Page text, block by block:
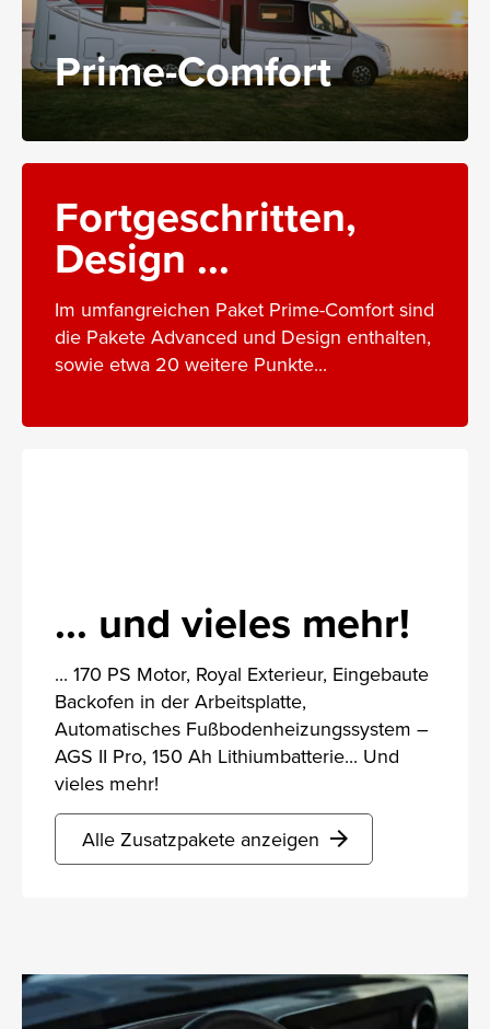
Prime-Comfort
Fortgeschritten,
Design ...
Im umfangreichen Paket Prime-Comfort sind
die Pakete Advanced und Design enthalten,
sowie etwa 20 weitere Punkte...
... und vieles mehr!
... 170 PS Motor, Royal Exterieur, Eingebaute
Backofen in der Arbeitsplatte,
Automatisches Fußbodenheizungssystem –
AGS II Pro, 150 Ah Lithiumbatterie... Und
vieles mehr!
Alle Zusatzpakete anzeigen arrow_forward